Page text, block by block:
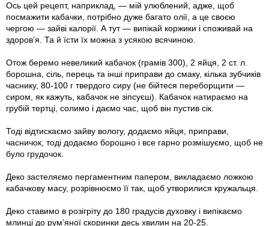
Ось цей рецепт, наприклад, — мій улюблений, адже, щоб
посмажити кабачки, потрібно дуже багато олії, а це своєю
чергою — зайві калорії. А тут — випікай коржики і споживай на
здоров’я. Та й їсти їх можна з усякою всячиною.
Отож беремо невеликий кабачок (грамів 300), 2 яйця, 2 ст. л.
борошна, сіль, перець та інші приправи до смаку, кілька зубчиків
часнику, 80-100 г твердого сиру (не бійтеся переборщити —
сиром, як кажуть, кабачок не зіпсуєш). Кабачок натираємо на
грубій тертці, солимо і даємо час, щоб він пустив сік.
Тоді відтискаємо зайву вологу, додаємо яйця, приправи,
часничок, тоді додаємо борошно і все гарно розмішуємо, щоб не
було грудочок.
Деко застеляємо пергаментним папером, викладаємо ложкою
кабачкову масу, розрівнюємо її так, щоб утворилися кружальця.
Деко ставимо в розігріту до 180 градусів духовку і випікаємо
млинці до рум’яної скоринки десь хвилин на 20-25.